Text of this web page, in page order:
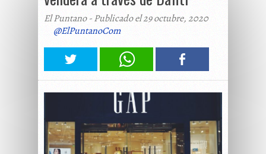
El Puntano - Publicado el 29 octubre, 2020
@ElPuntanoCom